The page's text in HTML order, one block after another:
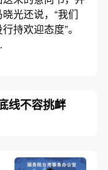
光还说，“我们
持欢迎态度”。
线不容挑衅